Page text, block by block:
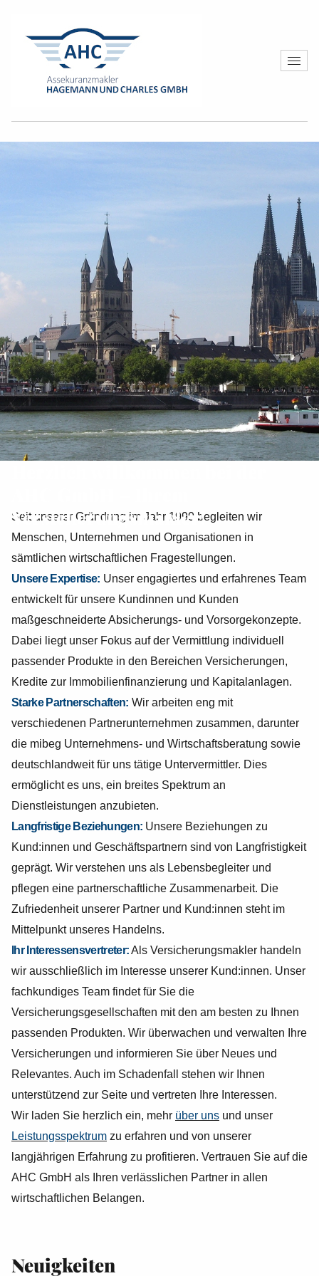
Versicherungsmakler!
Seit unserer Gründung im Jahr 1990 begleiten wir
Menschen, Unternehmen und Organisationen in
sämtlichen wirtschaftlichen Fragestellungen.
Unsere Expertise: Unser engagiertes und erfahrenes Team
entwickelt für unsere Kundinnen und Kunden
maßgeschneiderte Absicherungs- und Vorsorgekonzepte.
Dabei liegt unser Fokus auf der Vermittlung individuell
passender Produkte in den Bereichen Versicherungen,
Kredite zur Immobilienfinanzierung und Kapitalanlagen.
Starke Partnerschaften: Wir arbeiten eng mit
verschiedenen Partnerunternehmen zusammen, darunter
die mibeg Unternehmens- und Wirtschaftsberatung sowie
deutschlandweit für uns tätige Untervermittler. Dies
ermöglicht es uns, ein breites Spektrum an
Dienstleistungen anzubieten.
Langfristige Beziehungen: Unsere Beziehungen zu
Kund:innen und Geschäftspartnern sind von Langfristigkeit
geprägt. Wir verstehen uns als Lebensbegleiter und
pflegen eine partnerschaftliche Zusammenarbeit. Die
Zufriedenheit unserer Partner und Kund:innen steht im
Mittelpunkt unseres Handelns.
Ihr Interessensvertreter:Als Versicherungsmakler handeln
wir ausschließlich im Interesse unserer Kund:innen. Unser
fachkundiges Team findet für Sie die
Versicherungsgesellschaften mit den am besten zu Ihnen
passenden Produkten. Wir überwachen und verwalten Ihre
Versicherungen und informieren Sie über Neues und
Relevantes. Auch im Schadenfall stehen wir Ihnen
unterstützend zur Seite und vertreten Ihre Interessen.
Wir laden Sie herzlich ein, mehr über uns und unser
Leistungsspektrum zu erfahren und von unserer
langjährigen Erfahrung zu profitieren. Vertrauen Sie auf die
AHC GmbH als Ihren verlässlichen Partner in allen
wirtschaftlichen Belangen.
Neuigkeiten